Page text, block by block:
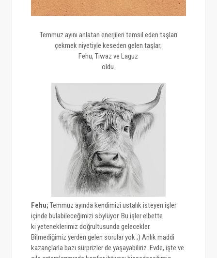
Temmuz ayını anlatan enerjileri temsil eden taşları
çekmek niyetiyle keseden gelen taşlar;
Fehu, Tiwaz ve Laguz
oldu.
Fehu; Temmuz ayında kendimizi ustalık isteyen işler
içinde bulabileceğimizi söylüyor. Bu işler elbette
ki yeteneklerimiz doğrultusunda gelecekler.
Bilmediğimiz yerden gelen sorular yok ;) Anlık maddi
kazançlarla bazı sürprizler de yaşayabiliriz. Evde, işte ve